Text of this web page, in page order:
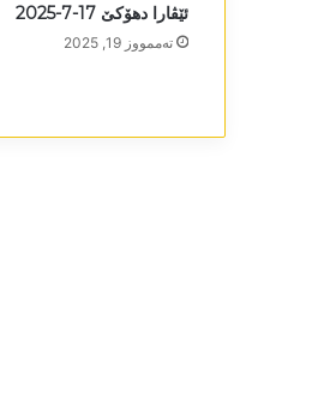
ئێڤارا دھۆکێ 17-7-2025
تەممووز 19, 2025